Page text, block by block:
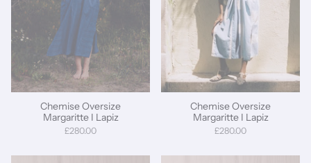
Chemise Oversize
Margaritte I Lapiz
£280.00
Chemise Oversize
Margaritte I Lapiz
£280.00